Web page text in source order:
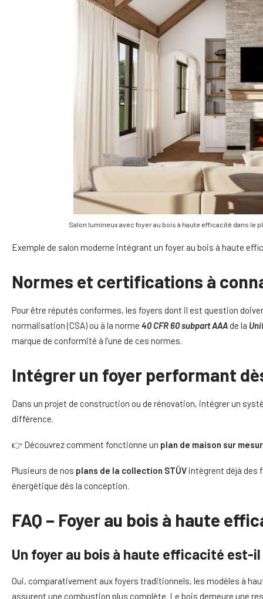
Salon lumineux avec foyer au bois à haute efficacité dans le
Exemple de salon moderne intégrant un foyer au bois à haute
Normes et certifications à
Pour être réputés conformes, les foyers dont il est question
normalisation (CSA) ou à la norme 40 CFR 60 subpart AAA de la
marque de conformité à l’une de ces normes.
Intégrer un foyer performant
Dans un projet de construction ou de rénovation, intégrer un
différence.
👉 Découvrez comment fonctionne un plan de maison sur
Plusieurs de nos plans de la collection STÛV intègrent déjà des
énergétique dès la conception.
FAQ – Foyer au bois à haute
Un foyer au bois à haute efficacité est-
Oui, comparativement aux foyers traditionnels, les modèles à
assurent une combustion plus complète. Le bois demeure une